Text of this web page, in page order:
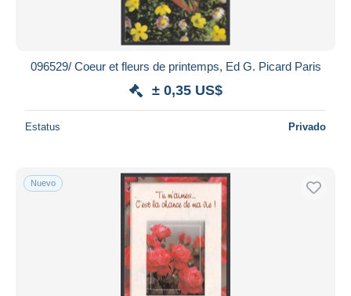
096529/ Coeur et fleurs de printemps, Ed G. Picard Paris
± 0,35 US$
Estatus Privado
Nuevo